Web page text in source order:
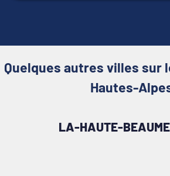
Quelques autres villes sur
Hautes-
LA-HAUTE-